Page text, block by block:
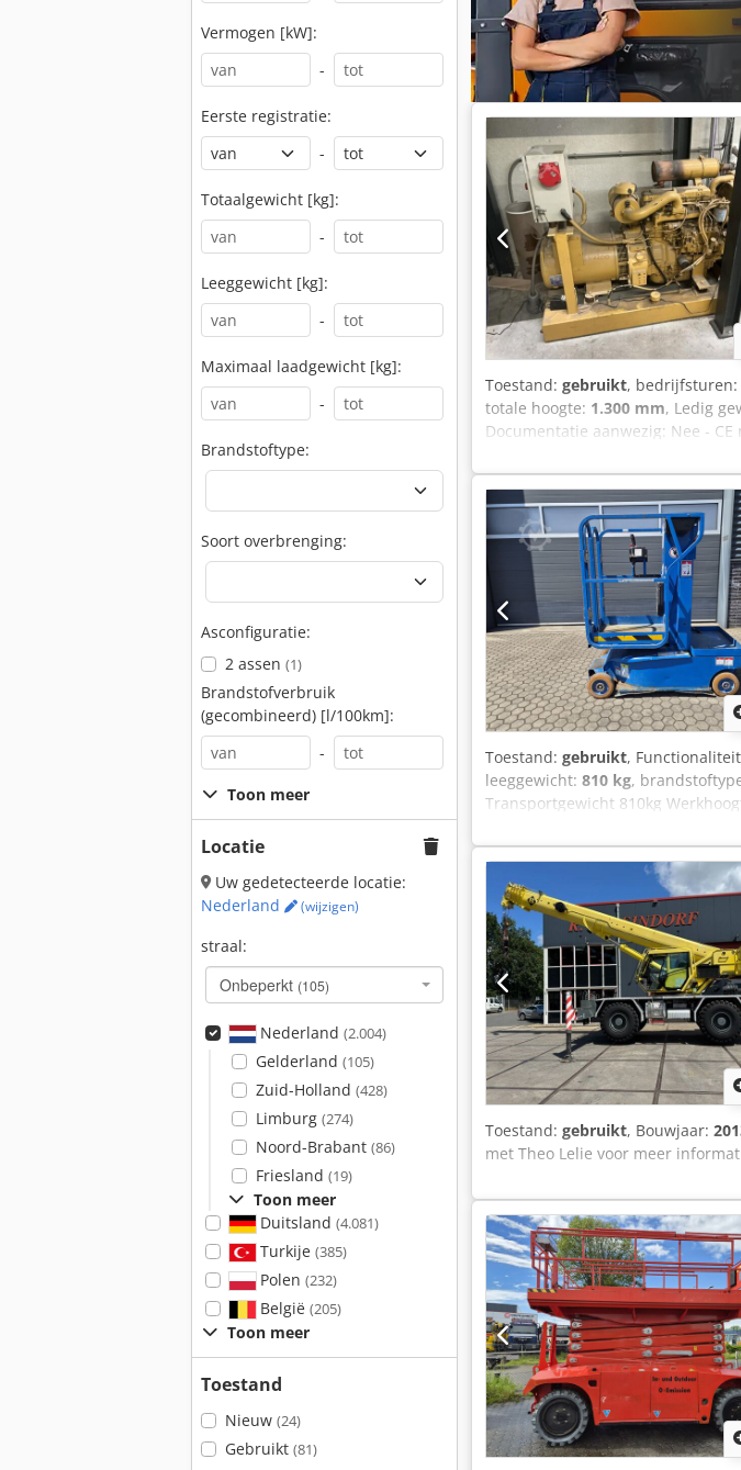
Vermogen [kW]:
-
Eerste registratie:
-
Totaalgewicht [kg]:
-
Leeggewicht [kg]:
-
Maximaal laadgewicht [kg]:
-
Brandstoftype:
Soort overbrenging:
Asconfiguratie:
2 assen (1)
Brandstofverbruik
(gecombineerd) [l/100km]:
-
Toon meer
Locatie
Uw gedetecteerde locatie:
Nederland
(wijzigen)
straal:
Onbeperkt (105)
Nederland (2.004)
Gelderland (105)
Zuid-Holland (428)
Limburg (274)
Noord-Brabant (86)
Friesland (19)
Toon meer
Duitsland (4.081)
Turkije (385)
Polen (232)
België (205)
Toon meer
Toestand
Nieuw (24)
Gebruikt (81)
Toestand: gebruikt, bedrijfsturen:
totale hoogte: 1.300 mm, Ledig
Documentatie aanwezig: Nee -
650863 - Draaiuren: 2764 -
Transportgewicht [kg]: 600kg -
exclusief BTW BTW/marge: BTW
alles in de industriële sectoren
Toestand: gebruikt,
leeggewicht: 810 kg,
Transportgewicht 810kg
accu's met oplader 230volt.
prijsvoorstel! We spreken
conditions apply to all
Toestand: gebruikt, Bouwjaar:
met Theo Lelie voor meer